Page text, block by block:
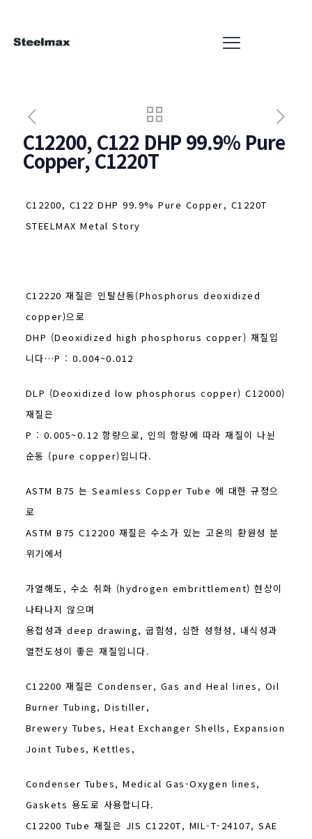
C12200, C122 DHP 99.9% Pure
Copper, C1220T
C12200, C122 DHP 99.9% Pure Copper, C1220T
STEELMAX Metal Story
C12220 재질은 인탈산동(Phosphorus deoxidized
copper)으로
DHP (Deoxidized high phosphorus copper) 재질입
니다…P : 0.004~0.012
DLP (Deoxidized low phosphorus copper) C12000)
재질은
P : 0.005~0.12 함량으로, 인의 함량에 따라 재질이 나뉜
순동 (pure copper)입니다.
ASTM B75 는 Seamless Copper Tube 에 대한 규정으
로
ASTM B75 C12200 재질은 수소가 있는 고온의 환원성 분
위기에서
가열해도, 수소 취화 (hydrogen embrittlement) 현상이
나타나지 않으며
용접성과 deep drawing, 굽힘성, 심한 성형성, 내식성과
열전도성이 좋은 재질입니다.
C12200 재질은 Condenser, Gas and Heal lines, Oil
Burner Tubing, Distiller,
Brewery Tubes, Heat Exchanger Shells, Expansion
Joint Tubes, Kettles,
Condenser Tubes, Medical Gas-Oxygen lines,
Gaskets 용도로 사용합니다.
C12200 Tube 재질은 JIS C1220T, MIL-T-24107, SAE